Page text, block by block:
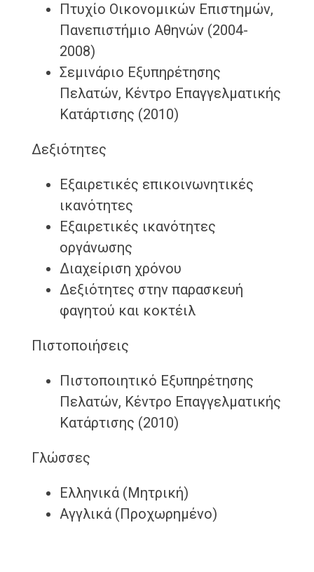
Πτυχίο Οικονομικών Επιστημών,
Πανεπιστήμιο Αθηνών (2004-
2008)
Σεμινάριο Εξυπηρέτησης
Πελατών, Κέντρο Επαγγελματικής
Κατάρτισης (2010)
Δεξιότητες
Εξαιρετικές επικοινωνητικές
ικανότητες
Εξαιρετικές ικανότητες
οργάνωσης
Διαχείριση χρόνου
Δεξιότητες στην παρασκευή
φαγητού και κοκτέιλ
Πιστοποιήσεις
Πιστοποιητικό Εξυπηρέτησης
Πελατών, Κέντρο Επαγγελματικής
Κατάρτισης (2010)
Γλώσσες
Ελληνικά (Μητρική)
Αγγλικά (Προχωρημένο)